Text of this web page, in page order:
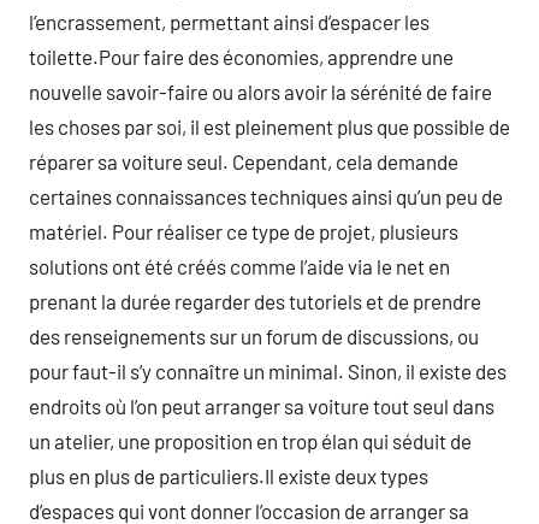
l’encrassement, permettant ainsi d’espacer les
toilette.Pour faire des économies, apprendre une
nouvelle savoir-faire ou alors avoir la sérénité de faire
les choses par soi, il est pleinement plus que possible de
réparer sa voiture seul. Cependant, cela demande
certaines connaissances techniques ainsi qu’un peu de
matériel. Pour réaliser ce type de projet, plusieurs
solutions ont été créés comme l’aide via le net en
prenant la durée regarder des tutoriels et de prendre
des renseignements sur un forum de discussions, ou
pour faut-il s’y connaître un minimal. Sinon, il existe des
endroits où l’on peut arranger sa voiture tout seul dans
un atelier, une proposition en trop élan qui séduit de
plus en plus de particuliers.Il existe deux types
d’espaces qui vont donner l’occasion de arranger sa